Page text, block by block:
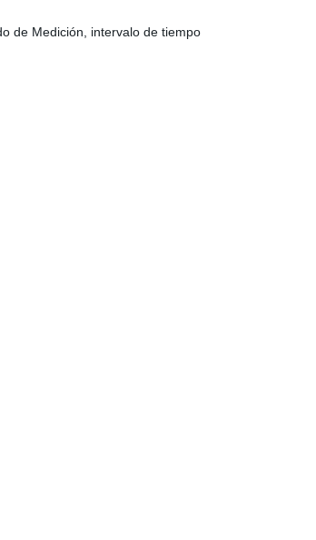
de Medición, intervalo de tiempo